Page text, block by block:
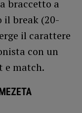
braccetto a
il break (20-
il carattere
con un
e match.